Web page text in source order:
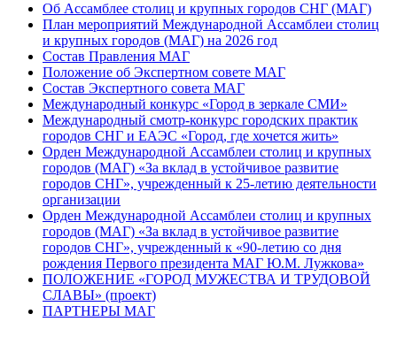
Об Ассамблее столиц и крупных городов СНГ (МАГ)
План мероприятий Международной Ассамблеи столиц
и крупных городов (МАГ) на 2026 год
Состав Правления МАГ
Положение об Экспертном совете МАГ
Состав Экспертного совета МАГ
Международный конкурс «Город в зеркале СМИ»
Международный смотр-конкурс городских практик
городов СНГ и ЕАЭС «Город, где хочется жить»
Орден Международной Ассамблеи столиц и крупных
городов (МАГ) «За вклад в устойчивое развитие
городов СНГ», учрежденный к 25-летию деятельности
организации
Орден Международной Ассамблеи столиц и крупных
городов (МАГ) «За вклад в устойчивое развитие
городов СНГ», учрежденный к «90-летию со дня
рождения Первого президента МАГ Ю.М. Лужкова»
ПОЛОЖЕНИЕ «ГОРОД МУЖЕСТВА И ТРУДОВОЙ
СЛАВЫ» (проект)
ПАРТНЕРЫ МАГ